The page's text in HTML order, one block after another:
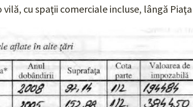
cu spaţii comerciale incluse, lângă Piaţa